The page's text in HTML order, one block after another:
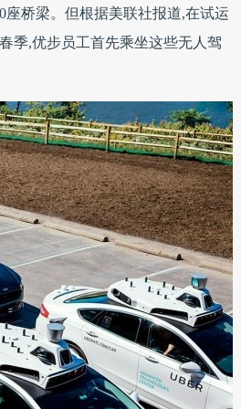
桥梁。但根据美联社报道,在试运
季,优步员工首先乘坐这些无人驾